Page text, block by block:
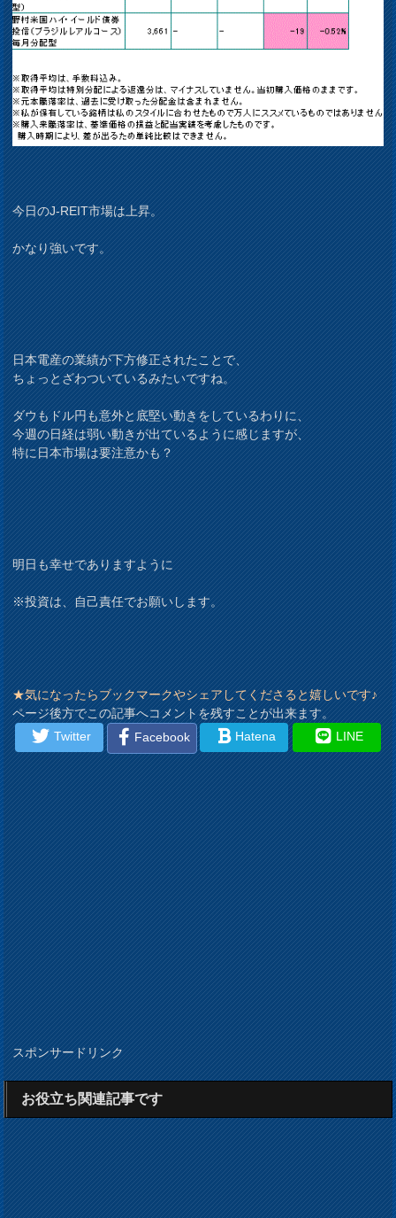
今日のJ-REIT市場は上昇。
かなり強いです。
日本電産の業績が下方修正されたことで、
ちょっとざわついているみたいですね。
ダウもドル円も意外と底堅い動きをしているわりに、
今週の日経は弱い動きが出ているように感じますが、
特に日本市場は要注意かも？
明日も幸せでありますように
※投資は、自己責任でお願いします。
★気になったらブックマークやシェアしてくださると嬉しいです♪
ページ後方でこの記事へコメントを残すことが出来ます。
Twitter
Facebook Hatena LINE
スポンサードリンク
お役立ち関連記事です